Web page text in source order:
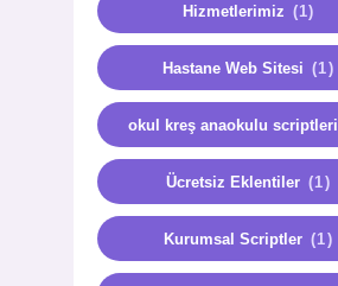
Hizmetlerimiz (1)
Hastane Web Sitesi (1)
okul kreş anaokulu scriptleri
Ücretsiz Eklentiler (1)
Kurumsal Scriptler (1)